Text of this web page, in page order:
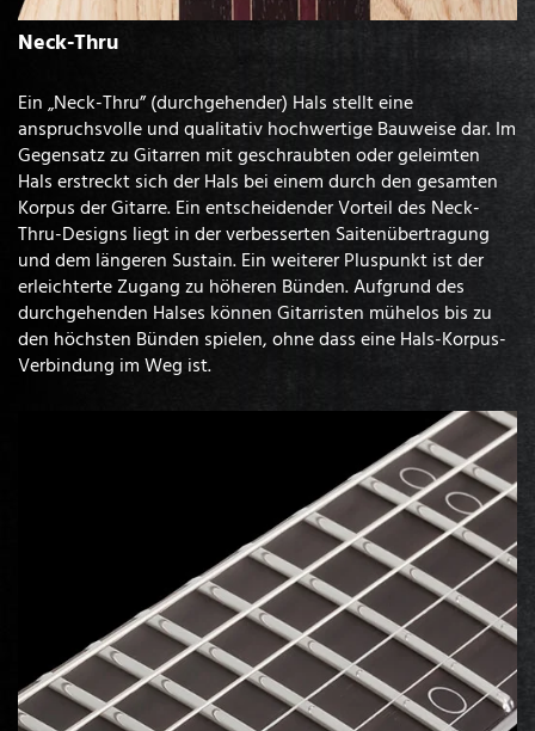
Neck-Thru
Ein „Neck-Thru” (durchgehender) Hals stellt eine
anspruchsvolle und qualitativ hochwertige Bauweise dar. Im
Gegensatz zu Gitarren mit geschraubten oder geleimten
Hals erstreckt sich der Hals bei einem durch den gesamten
Korpus der Gitarre. Ein entscheidender Vorteil des Neck-
Thru-Designs liegt in der verbesserten Saitenübertragung
und dem längeren Sustain. Ein weiterer Pluspunkt ist der
erleichterte Zugang zu höheren Bünden. Aufgrund des
durchgehenden Halses können Gitarristen mühelos bis zu
den höchsten Bünden spielen, ohne dass eine Hals-Korpus-
Verbindung im Weg ist.